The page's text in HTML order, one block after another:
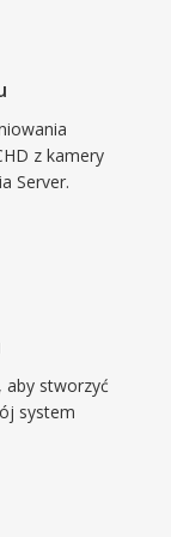
tym
mierze
w
na
z kamery
Server.
aby stworzyć
system